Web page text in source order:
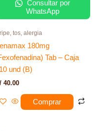
Consultar por
WhatsApp
tos, alergia
180mg
Tab – Caja
und (B)
40.00
Comprar